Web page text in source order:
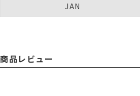
JAN
商品レビュー